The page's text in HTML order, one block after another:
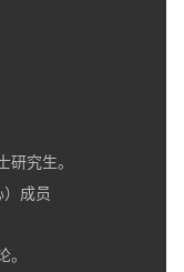
究生。
成员